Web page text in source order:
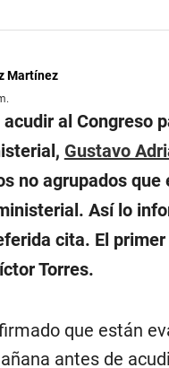
Martínez
acudir al Congreso
Gustavo
no agrupados
Así lo
cita. El
Torres.
que están
antes de